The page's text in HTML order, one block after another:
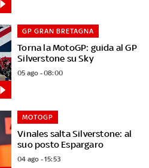
Torna la MotoGP: guida al GP
Silverstone su Sky
GP GRAN BRETAGNA
05 ago - 08:00
Vinales salta Silverstone: al
suo posto Espargaro
MOTOGP
04 ago - 15:53